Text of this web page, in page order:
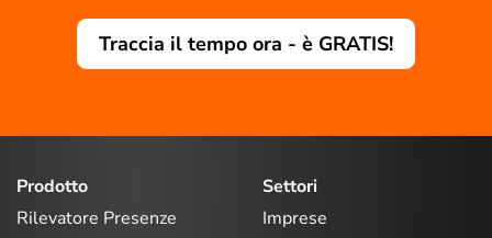
Traccia il tempo ora - è GRATIS!
Prodotto
Rilevatore Presenze
Settori
Imprese